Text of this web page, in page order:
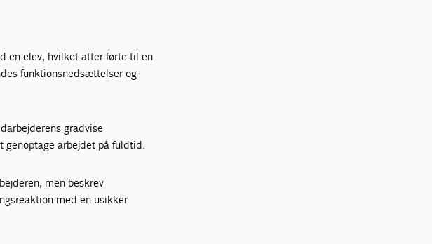
en elev, hvilket atter førte til en
funktionsnedsættelser og
gradvise
arbejdet på fuldtid.
men beskrev
med en usikker